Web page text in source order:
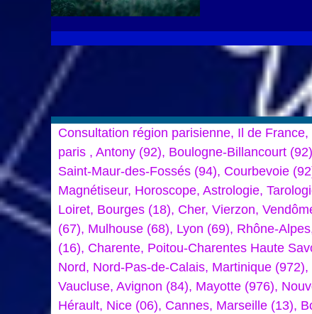
Consultation région parisienne, Il de
paris , Antony (92), Boulogne-Billancourt
Saint-Maur-des-Fossés (94), Courbevoie
Magnétiseur, Horoscope, Astrologie,
Loiret, Bourges (18), Cher, Vierzon,
(67), Mulhouse (68), Lyon (69), Rhône-
(16), Charente, Poitou-Charentes Haute
Nord, Nord-Pas-de-Calais, Martinique
Vaucluse, Avignon (84), Mayotte (976),
Hérault, Nice (06), Cannes, Marseille (13),